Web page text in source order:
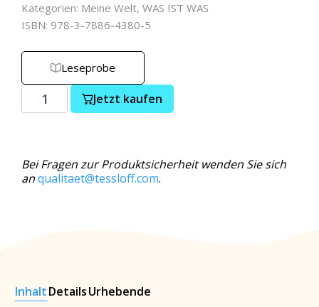
Kategorien: Meine Welt, WAS IST WAS
ISBN: 978-3-7886-4380-5
Leseprobe
Jetzt kaufen
Bei Fragen zur Produktsicherheit wenden Sie sich
anqualitaet@tessloff.com.
InhaltDetailsUrhebende